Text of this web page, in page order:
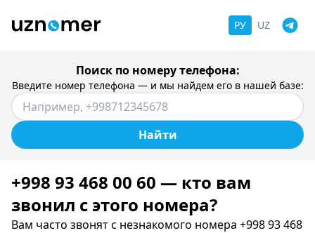
РУ UZ
Поиск по номеру телефона:
Введите номер телефона — и мы найдем его в нашей базе:
Найти
+998 93 468 00 60 — кто вам
звонил c этого номера?
Вам часто звонят с незнакомого номера +998 93 468